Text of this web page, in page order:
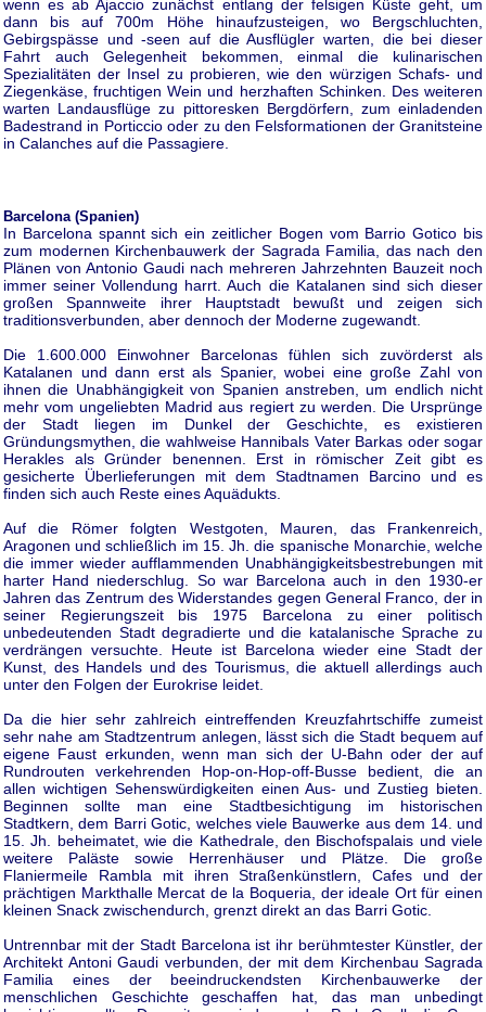
wenn es ab Ajaccio zunächst entlang der felsigen Küste geht, um
dann bis auf 700m Höhe hinaufzusteigen, wo Bergschluchten,
Gebirgspässe und -seen auf die Ausflügler warten, die bei dieser
Fahrt auch Gelegenheit bekommen, einmal die kulinarischen
Spezialitäten der Insel zu probieren, wie den würzigen Schafs- und
Ziegenkäse, fruchtigen Wein und herzhaften Schinken. Des weiteren
warten Landausflüge zu pittoresken Bergdörfern, zum einladenden
Badestrand in Porticcio oder zu den Felsformationen der Granitsteine
in Calanches auf die Passagiere.
Barcelona (Spanien)
In Barcelona spannt sich ein zeitlicher Bogen vom Barrio Gotico bis
zum modernen Kirchenbauwerk der Sagrada Familia, das nach den
Plänen von Antonio Gaudi nach mehreren Jahrzehnten Bauzeit noch
immer seiner Vollendung harrt. Auch die Katalanen sind sich dieser
großen Spannweite ihrer Hauptstadt bewußt und zeigen sich
traditionsverbunden, aber dennoch der Moderne zugewandt.
Die 1.600.000 Einwohner Barcelonas fühlen sich zuvörderst als
Katalanen und dann erst als Spanier, wobei eine große Zahl von
ihnen die Unabhängigkeit von Spanien anstreben, um endlich nicht
mehr vom ungeliebten Madrid aus regiert zu werden. Die Ursprünge
der Stadt liegen im Dunkel der Geschichte, es existieren
Gründungsmythen, die wahlweise Hannibals Vater Barkas oder sogar
Herakles als Gründer benennen. Erst in römischer Zeit gibt es
gesicherte Überlieferungen mit dem Stadtnamen Barcino und es
finden sich auch Reste eines Aquädukts.
Auf die Römer folgten Westgoten, Mauren, das Frankenreich,
Aragonen und schließlich im 15. Jh. die spanische Monarchie, welche
die immer wieder aufflammenden Unabhängigkeitsbestrebungen mit
harter Hand niederschlug. So war Barcelona auch in den 1930-er
Jahren das Zentrum des Widerstandes gegen General Franco, der in
seiner Regierungszeit bis 1975 Barcelona zu einer politisch
unbedeutenden Stadt degradierte und die katalanische Sprache zu
verdrängen versuchte. Heute ist Barcelona wieder eine Stadt der
Kunst, des Handels und des Tourismus, die aktuell allerdings auch
unter den Folgen der Eurokrise leidet.
Da die hier sehr zahlreich eintreffenden Kreuzfahrtschiffe zumeist
sehr nahe am Stadtzentrum anlegen, lässt sich die Stadt bequem auf
eigene Faust erkunden, wenn man sich der U-Bahn oder der auf
Rundrouten verkehrenden Hop-on-Hop-off-Busse bedient, die an
allen wichtigen Sehenswürdigkeiten einen Aus- und Zustieg bieten.
Beginnen sollte man eine Stadtbesichtigung im historischen
Stadtkern, dem Barri Gotic, welches viele Bauwerke aus dem 14. und
15. Jh. beheimatet, wie die Kathedrale, den Bischofspalais und viele
weitere Paläste sowie Herrenhäuser und Plätze. Die große
Flaniermeile Rambla mit ihren Straßenkünstlern, Cafes und der
prächtigen Markthalle Mercat de la Boqueria, der ideale Ort für einen
kleinen Snack zwischendurch, grenzt direkt an das Barri Gotic.
Untrennbar mit der Stadt Barcelona ist ihr berühmtester Künstler, der
Architekt Antoni Gaudi verbunden, der mit dem Kirchenbau Sagrada
Familia eines der beeindruckendsten Kirchenbauwerke der
menschlichen Geschichte geschaffen hat, das man unbedingt